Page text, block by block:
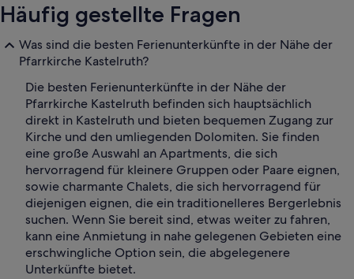
Häufig gestellte Fragen
Was sind die besten Ferienunterkünfte in der Nähe der
Pfarrkirche Kastelruth?
Die besten Ferienunterkünfte in der Nähe der
Pfarrkirche Kastelruth befinden sich hauptsächlich
direkt in Kastelruth und bieten bequemen Zugang zur
Kirche und den umliegenden Dolomiten. Sie finden
eine große Auswahl an Apartments, die sich
hervorragend für kleinere Gruppen oder Paare eignen,
sowie charmante Chalets, die sich hervorragend für
diejenigen eignen, die ein traditionelleres Bergerlebnis
suchen. Wenn Sie bereit sind, etwas weiter zu fahren,
kann eine Anmietung in nahe gelegenen Gebieten eine
erschwingliche Option sein, die abgelegenere
Unterkünfte bietet.